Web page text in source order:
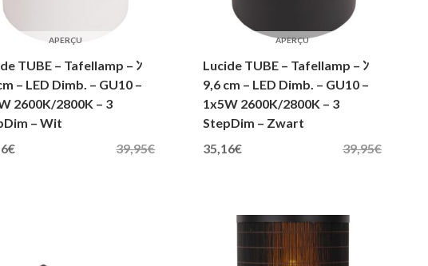
TUBE – Tafellamp – ﾝ
– LED Dimb. – GU10 –
2600K/2800K – 3
– Wit
39,95€
was: 39,95€.
€Huidige prijs is: 35,16€.
APERÇU
Lucide TUBE – Tafellamp – ﾝ
9,6 cm – LED Dimb. – GU10 –
1x5W 2600K/2800K – 3
StepDim – Zwart
39,95€
Oorspronkelijke prijs was: 39,95€.
35,16€Huidige prijs is: 35,16€.
APERÇU